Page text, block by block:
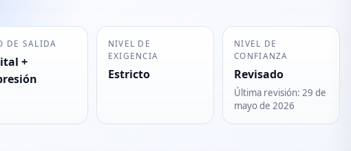
DE SALIDA
+
NIVEL DE
EXIGENCIA
Estricto
NIVEL DE
CONFIANZA
Revisado
Última revisión:29 de
mayo de 2026